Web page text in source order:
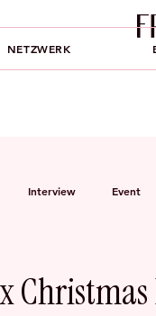
NETZWERK
Interview Event